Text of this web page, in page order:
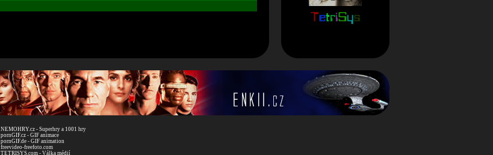
NEMOHRY.cz - Superhry a 1001 hry
pornGIF.cz - GIF animace
pornGIF.de - GIF animation
freevideo-freefoto.com
TETRISYS.com - Válka médií